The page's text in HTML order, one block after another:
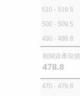
510 - 519.5
500 - 509.5
490 - 499.8
相關資產現價
478.8
470 - 479.8